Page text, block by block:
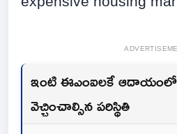
ఇంటి ఈఎంఐలకే
వెచ్చించాల్సిన పరిస్థితి